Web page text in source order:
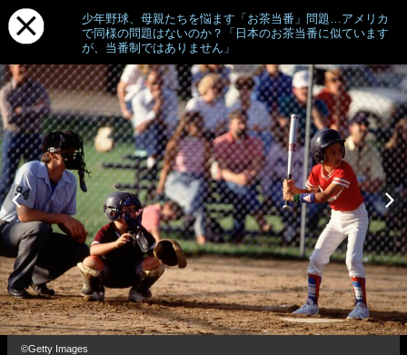
少年野球、母親たちを悩ます「お茶当番」問題…アメリカ
で同様の問題はないのか？「日本のお茶当番に似ています
が、当番制ではありません」
©Getty Images